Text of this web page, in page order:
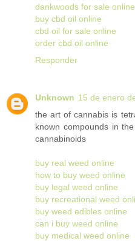
dankwoods for sale online
buy cbd oil online
cbd oil for sale online
order cbd oil online
Responder
Unknown 15 de enero
the art of cannabis is
known compounds in
cannabinoids
buy real weed online
how to buy weed online
buy legal weed online
buy recreational weed
buy weed edibles online
can i buy weed online
buy medical weed online